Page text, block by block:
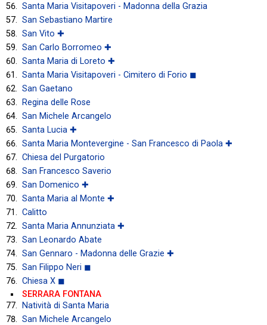
Santa Maria Visitapoveri - Madonna della Grazia
San Sebastiano Martire
San Vito ✚
San Carlo Borromeo ✚
Santa Maria di Loreto ✚
Santa Maria Visitapoveri - Cimitero di Forio ◼
San Gaetano
Regina delle Rose
San Michele Arcangelo
Santa Lucia ✚
Santa Maria Montevergine - San Francesco di Paola ✚
Chiesa del Purgatorio
San Francesco Saverio
San Domenico ✚
Santa Maria al Monte ✚
Calitto
Santa Maria Annunziata ✚
San Leonardo Abate
San Gennaro - Madonna delle Grazie ✚
San Filippo Neri ◼
Chiesa X ◼
SERRARA FONTANA
Natività di Santa Maria
San Michele Arcangelo